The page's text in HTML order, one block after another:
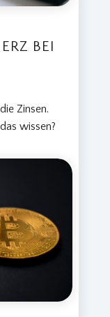
BEI
Zinsen.
wissen?